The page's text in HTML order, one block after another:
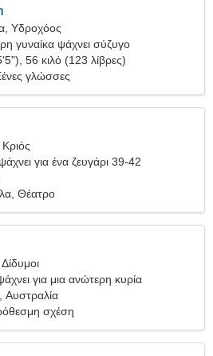
Υδροχόος
γυναίκα ψάχνει σύζυγο
56 κιλό (123 λίβρες)
γλώσσες
για ένα ζευγάρι 39-42
Θέατρο
για μια ανώτερη κυρία
Αυστραλία
σχέση